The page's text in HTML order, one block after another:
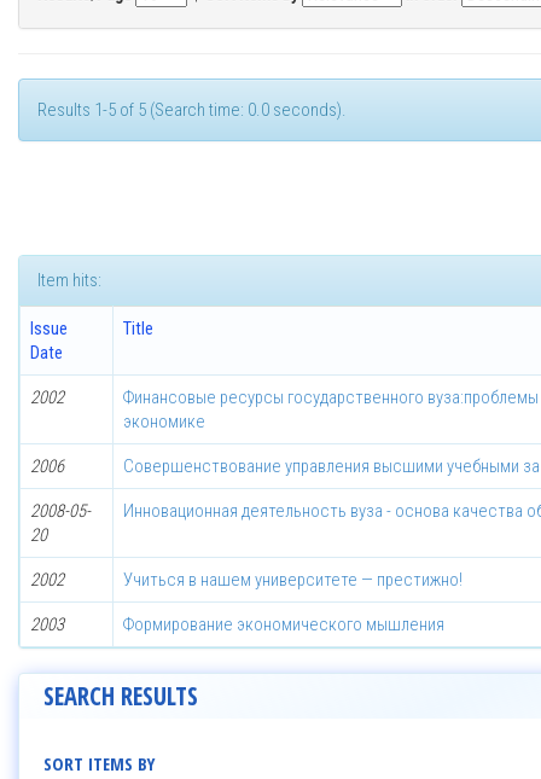
Results 1-5 of 5 (Search time: 0.0 seconds).
Item hits:
Issue
Date
Title
2002
Финансовые ресурсы государственного
экономике
2006 Совершенствование управления высшими учебными
2008-05-
20
Инновационная деятельность вуза - основа качества
2002 Учиться в нашем университете — престижно!
2003 Формирование экономического мышления
SEARCH RESULTS
SORT ITEMS BY